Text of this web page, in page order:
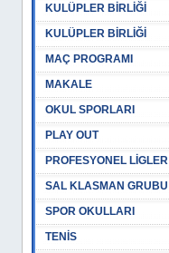
KULÜPLER BİRLİĞİ
KULÜPLER BİRLİĞİ
MAÇ PROGRAMI
MAKALE
OKUL SPORLARI
PLAY OUT
PROFESYONEL LİGLER
SAL KLASMAN GRUBU
SPOR OKULLARI
TENİS